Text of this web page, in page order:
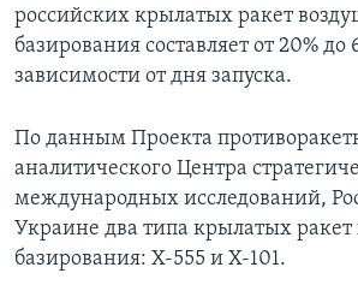
российских крылатых ракет
базирования составляет от 20% до
зависимости от дня запуска.
По данным Проекта
аналитического Центра
международных исследований,
Украине два типа крылатых ракет
базирования: Х-555 и Х-101.